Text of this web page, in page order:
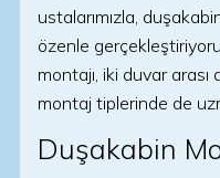
ustalarımızla,
özenle
montajı, iki duvar arası
montaj tiplerinde de
Duşakabin